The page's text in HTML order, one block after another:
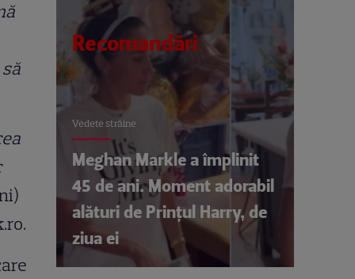
Recomandări
Vedete străine
Meghan Markle a împlinit
45 de ani. Moment adorabil
alături de Prințul Harry, de
ziua ei